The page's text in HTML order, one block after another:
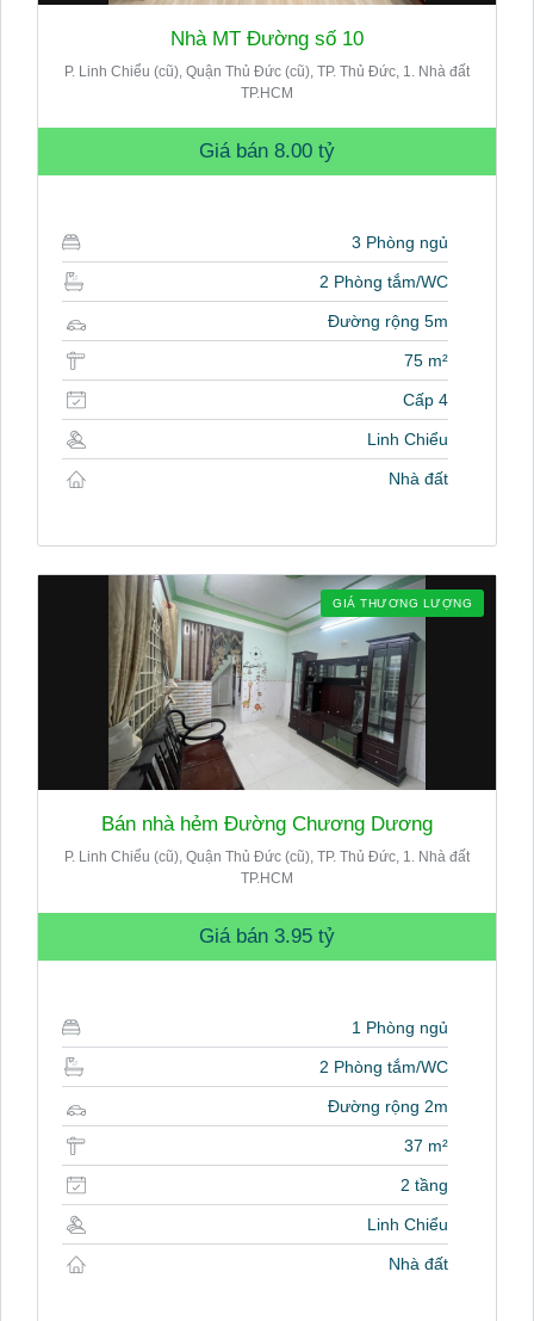
Nhà MT Đường số 10
P. Linh Chiểu (cũ), Quận Thủ Đức (cũ), TP. Thủ Đức, 1. Nhà đất
TP.HCM
Giá bán 8.00 tỷ
3 Phòng ngủ
2 Phòng tắm/WC
Đường rộng 5m
75 m²
Cấp 4
Linh Chiểu
Nhà đất
GIÁ THƯƠNG LƯỢNG
Bán nhà hẻm Đường Chương Dương
P. Linh Chiểu (cũ), Quận Thủ Đức (cũ), TP. Thủ Đức, 1. Nhà đất
TP.HCM
Giá bán 3.95 tỷ
1 Phòng ngủ
2 Phòng tắm/WC
Đường rộng 2m
37 m²
2 tầng
Linh Chiểu
Nhà đất